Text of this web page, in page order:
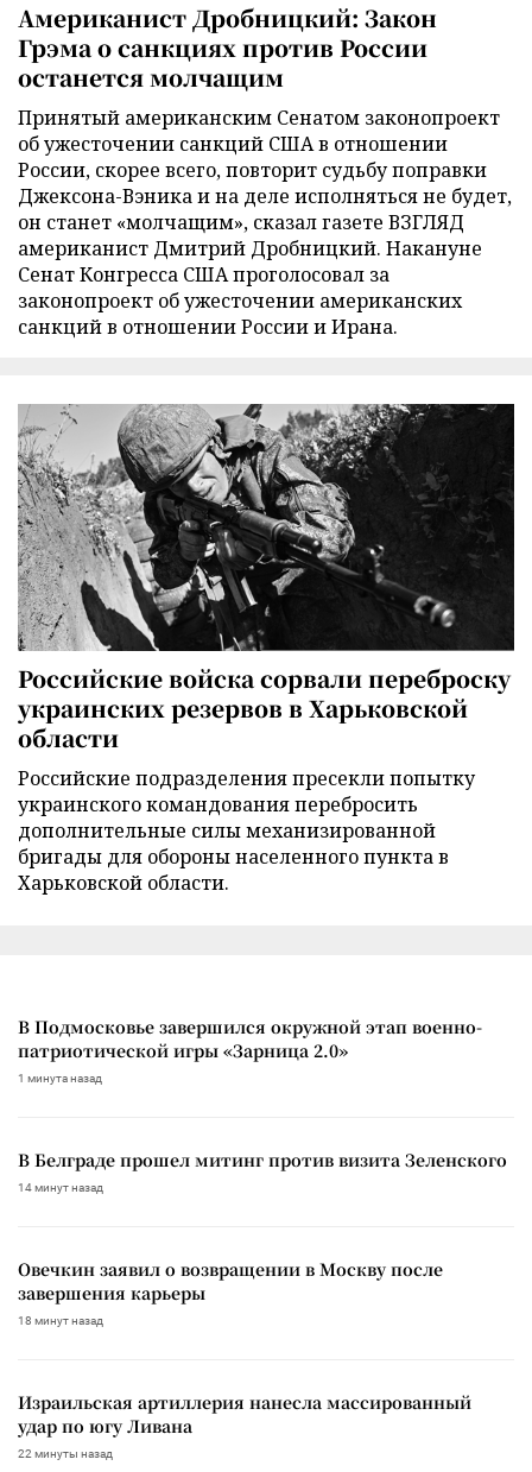
Американист Дробницкий: Закон
Грэма о санкциях против России
останется молчащим
Принятый американским Сенатом законопроект
об ужесточении санкций США в отношении
России, скорее всего, повторит судьбу поправки
Джексона-Вэника и на деле исполняться не будет,
он станет «молчащим», сказал газете ВЗГЛЯД
американист Дмитрий Дробницкий. Накануне
Сенат Конгресса США проголосовал за
законопроект об ужесточении американских
санкций в отношении России и Ирана.
Российские войска сорвали переброску
украинских резервов в Харьковской
области
Российские подразделения пресекли попытку
украинского командования перебросить
дополнительные силы механизированной
бригады для обороны населенного пункта в
Харьковской области.
В Подмосковье завершился окружной этап военно-
патриотической игры «Зарница 2.0»
1 минута назад
В Белграде прошел митинг против визита Зеленского
14 минут назад
Овечкин заявил о возвращении в Москву после
завершения карьеры
18 минут назад
Израильская артиллерия нанесла массированный
удар по югу Ливана
22 минуты назад